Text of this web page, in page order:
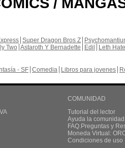
Super Dragon Bros Z
Two Astaroth Y Bernadette Edil
Leth Hate
- SF Comedia Libros para jovenes
COMUNIDAD
Tutorial del lector
Ayuda la
FAQ.Preguntas y
Moneda Virtual:
Condiciones de uso